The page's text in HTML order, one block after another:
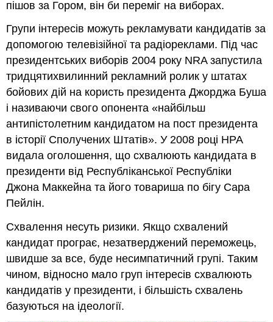
пішов за Гором, він би переміг на виборах.
Групи інтересів можуть рекламувати кандидатів за
допомогою телевізійної та радіореклами. Під час
президентських виборів 2004 року NRA запустила
тридцятихвилинний рекламний ролик у штатах
бойових дій на користь президента Джорджа Буша
і називаючи свого опонента «найбільш
антипістолетним кандидатом на пост президента
в історії Сполучених Штатів». У 2008 році НРА
видала оголошення, що схвалюють кандидата в
президенти від Республіканської Республіки
Джона Маккейна та його товариша по бігу Сара
Пейлін.
Схвалення несуть ризики. Якщо схвалений
кандидат програє, незатверджений переможець,
швидше за все, буде несимпатичний групі. Таким
чином, відносно мало груп інтересів схвалюють
кандидатів у президенти, і більшість схвалень
базуються на ідеології.